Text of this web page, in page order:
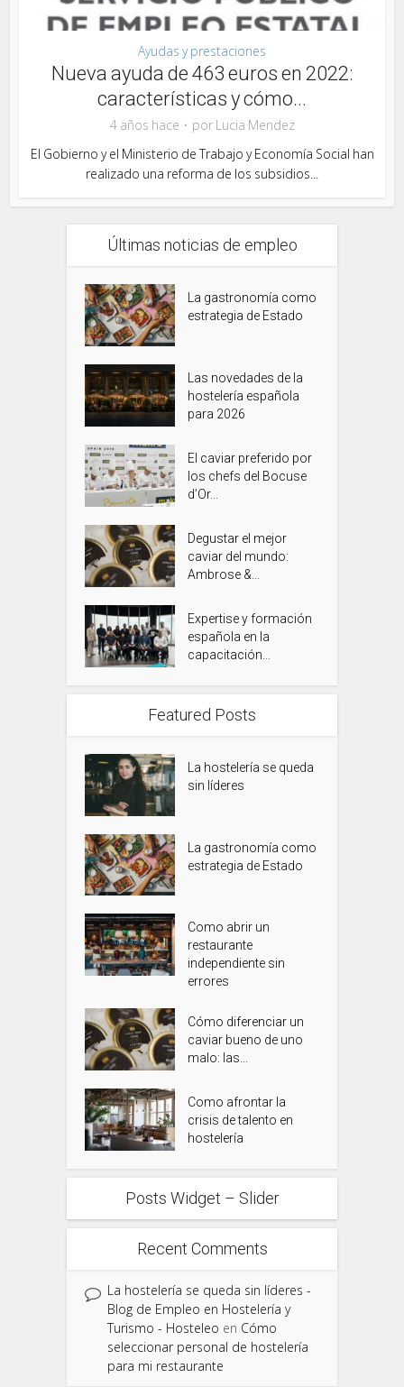
Ayudas y prestaciones
Nueva ayuda de 463 euros en 2022:
características y cómo...
4 años hace por Lucia Mendez
El Gobierno y el Ministerio de Trabajo y Economía Social han
realizado una reforma de los subsidios...
Últimas noticias de empleo
La gastronomía como
estrategia de Estado
Las novedades de la
hostelería española
para 2026
El caviar preferido por
los chefs del Bocuse
d’Or...
Degustar el mejor
caviar del mundo:
Ambrose &...
Expertise y formación
española en la
capacitación...
Featured Posts
La hostelería se queda
sin líderes
La gastronomía como
estrategia de Estado
Como abrir un
restaurante
independiente sin
errores
Cómo diferenciar un
caviar bueno de uno
malo: las...
Como afrontar la
crisis de talento en
hostelería
Posts Widget – Slider
Recent Comments
La hostelería se queda sin líderes -
Blog de Empleo en Hostelería y
Turismo - Hosteleo en Cómo
seleccionar personal de hostelería
para mi restaurante